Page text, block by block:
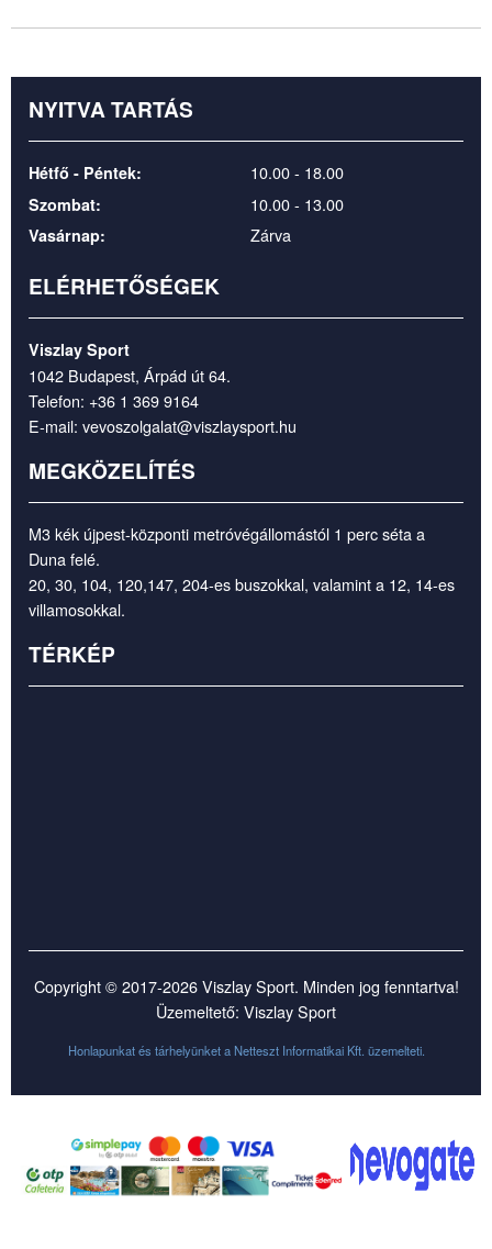
NYITVA TARTÁS
Hétfő - Péntek: 10.00 - 18.00
Szombat: 10.00 - 13.00
Vasárnap: Zárva
ELÉRHETŐSÉGEK
Viszlay Sport
1042 Budapest, Árpád út 64.
Telefon: +36 1 369 9164
E-mail: vevoszolgalat@viszlaysport.hu
MEGKÖZELÍTÉS
M3 kék újpest-központi metróvégállomástól 1 perc séta a
Duna felé.
20, 30, 104, 120,147, 204-es buszokkal, valamint a 12, 14-es
villamosokkal.
TÉRKÉP
Copyright © 2017-2026 Viszlay Sport. Minden jog fenntartva!
Üzemeltető: Viszlay Sport
Honlapunkat és tárhelyünket a Netteszt Informatikai Kft. üzemelteti.